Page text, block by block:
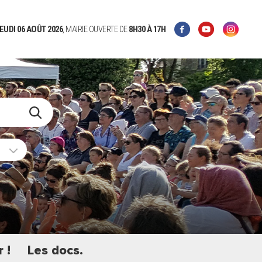
06 AOÛT 2026, MAIRIE OUVERTE DE8H30À 17H
! Les docs.